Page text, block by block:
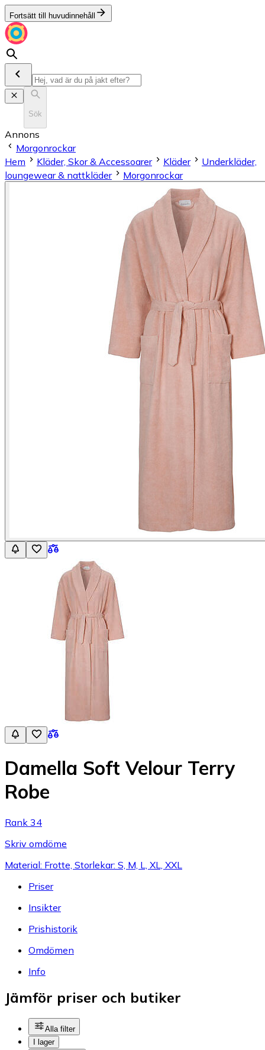
Fortsätt till huvudinnehåll
Sök
Annons
Morgonrockar
Hem
Kläder, Skor & Accessoarer Kläder
Underkläder,
loungewear & nattkläder
Morgonrockar
Damella Soft Velour Terry
Robe
Rank 34
Skriv omdöme
Material: Frotte, Storlekar: S, M, L, XL, XXL
Priser
Insikter
Prishistorik
Omdömen
Info
Jämför priser och butiker
Alla filter
I lager